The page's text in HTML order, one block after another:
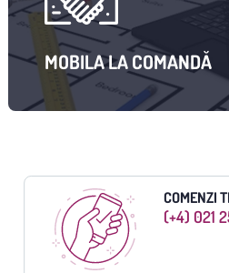
MOBILA LA COMANDĂ
COMENZI
(+4) 021